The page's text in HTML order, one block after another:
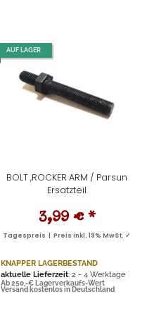
AUF LAGER
BOLT ,ROCKER ARM / Parsun
Ersatzteil
3,99 € *
Tagespreis | Preis inkl. 19% MwSt. ✓
KNAPPER LAGERBESTAND
aktuelle Lieferzeit: 2 - 4 Werktage
Ab 250,-€ Lagerverkaufs-Wert
Versand kostenlos in Deutschland